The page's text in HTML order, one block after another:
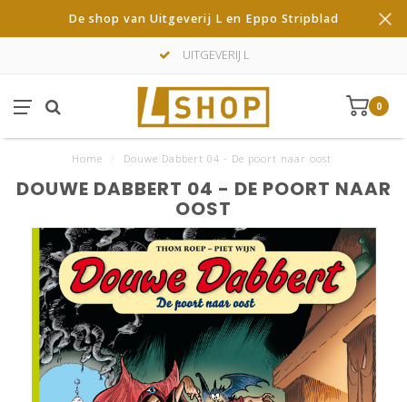
De shop van Uitgeverij L en Eppo Stripblad
UITGEVERIJ L
0
Home Douwe Dabbert 04 - De poort naar oost
DOUWE DABBERT 04 - DE POORT NAAR
OOST